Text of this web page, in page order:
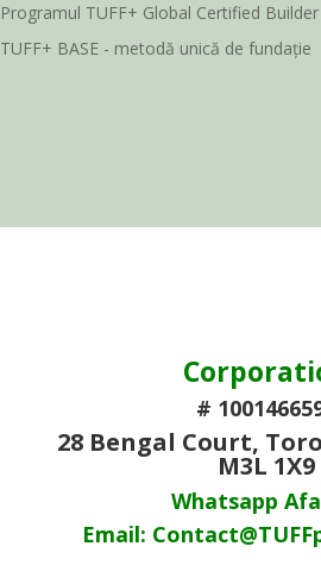
Programul TUFF+ Global Certified Builder
TUFF+ BASE - metodă unică de fundație
#
28 Bengal Court,
M3L 1X9
Whatsapp
Email: